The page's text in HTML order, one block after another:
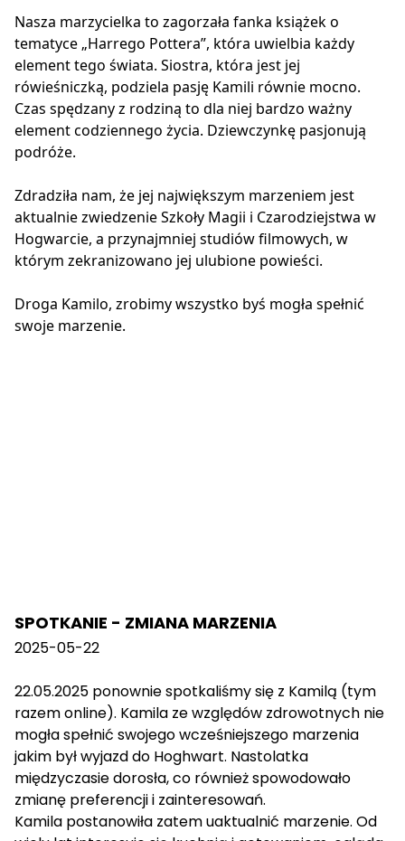
Nasza marzycielka to zagorzała fanka książek o
tematyce „Harrego Pottera”, która uwielbia każdy
element tego świata. Siostra, która jest jej
rówieśniczką, podziela pasję Kamili równie mocno.
Czas spędzany z rodziną to dla niej bardzo ważny
element codziennego życia. Dziewczynkę pasjonują
podróże.
Zdradziła nam, że jej największym marzeniem jest
aktualnie zwiedzenie Szkoły Magii i Czarodziejstwa w
Hogwarcie, a przynajmniej studiów filmowych, w
którym zekranizowano jej ulubione powieści.
Droga Kamilo, zrobimy wszystko byś mogła spełnić
swoje marzenie.
SPOTKANIE - ZMIANA MARZENIA
2025-05-22
22.05.2025 ponownie spotkaliśmy się z Kamilą (tym
razem online). Kamila ze względów zdrowotnych nie
mogła spełnić swojego wcześniejszego marzenia
jakim był wyjazd do Hoghwart. Nastolatka
międzyczasie dorosła, co również spowodowało
zmianę preferencji i zainteresowań.
Kamila postanowiła zatem uaktualnić marzenie. Od